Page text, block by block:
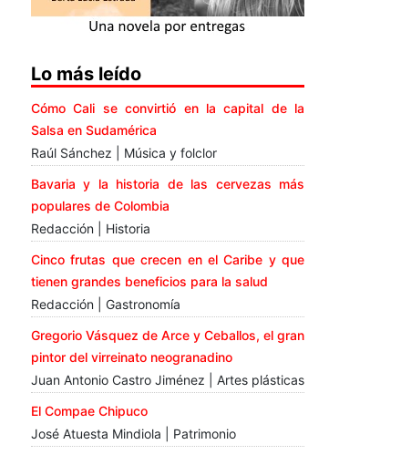
Lo más leído
Cómo Cali se convirtió en la capital de la
Salsa en Sudamérica
Raúl Sánchez | Música y folclor
Bavaria y la historia de las cervezas más
populares de Colombia
Redacción | Historia
Cinco frutas que crecen en el Caribe y que
tienen grandes beneficios para la salud
Redacción | Gastronomía
Gregorio Vásquez de Arce y Ceballos, el gran
pintor del virreinato neogranadino
Juan Antonio Castro Jiménez | Artes plásticas
El Compae Chipuco
José Atuesta Mindiola | Patrimonio